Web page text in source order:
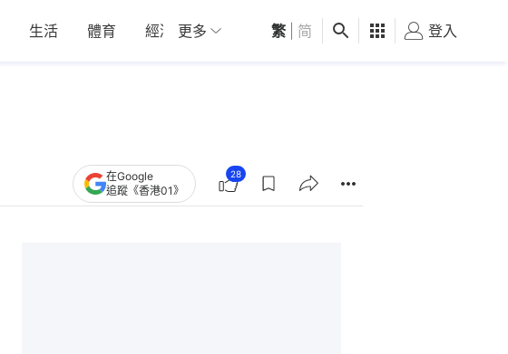
生活 體育 經濟 01深圳 觀點 健康 好食玩飛
更多 繁 简 登入
在Google
追蹤《香港01》
28